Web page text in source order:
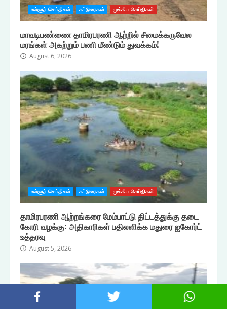
உள்ளூர் செய்திகள் கட்டுரைகள் முக்கிய செய்திகள்
மாவடிபண்ணை தாமிரபரணி ஆற்றில் சீமைக்கருவேல
மரங்கள் அகற்றும் பணி மீண்டும் துவக்கம்!
August 6, 2026
உள்ளூர் செய்திகள் கட்டுரைகள் முக்கிய செய்திகள்
தாமிரபரணி ஆற்றங்கரை மேம்பாட்டு திட்டத்துக்கு தடை
கோரி வழக்கு: அதிகாரிகள் பதிலளிக்க மதுரை ஐகோர்ட்
உத்தரவு
August 5, 2026